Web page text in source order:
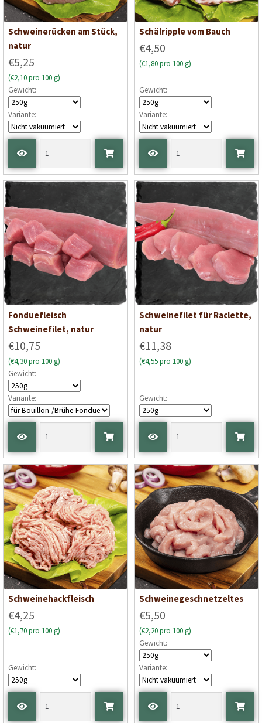
Schweinerücken am Stück,
natur
€5,25
(€2,10 pro 100 g)
Gewicht:
Variante:
Schälripple vom Bauch
€4,50
(€1,80 pro 100 g)
Gewicht:
Variante:
Fonduefleisch
Schweinefilet, natur
€10,75
(€4,30 pro 100 g)
Gewicht:
Variante:
Schweinefilet für Raclette,
natur
€11,38
(€4,55 pro 100 g)
Gewicht:
Schweinehackfleisch
€4,25
(€1,70 pro 100 g)
Gewicht:
Schweinegeschnetzeltes
€5,50
(€2,20 pro 100 g)
Gewicht:
Variante: